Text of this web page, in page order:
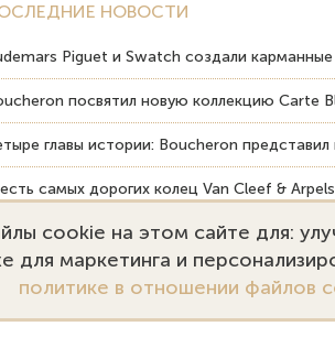
НОВОСТИ
Piguet и Swatch создали
посвятил новую коллекцию Carte
главы истории: Boucheron
самых дорогих колец Van Cleef &
твердость драгоценных камней влияет
cookie на этом сайте для:
для маркетинга и
политике в отношении файлов